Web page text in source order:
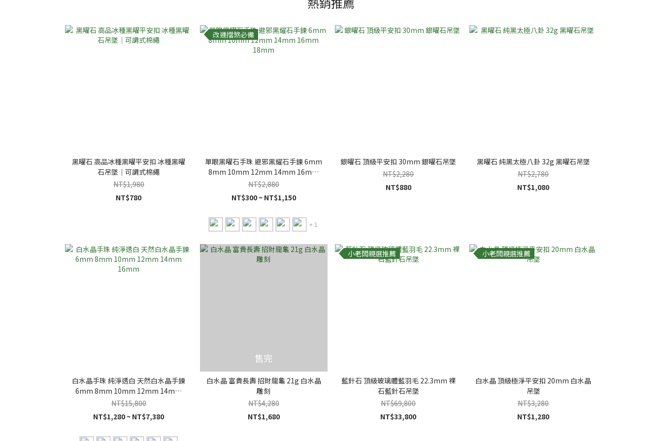
黑曜石 高品冰種黑曜平安扣 冰種黑曜
石吊墜｜可調式棉繩
NT$1,980
NT$780
改運擋煞必備
單眼黑曜石手珠 避邪黑耀石手鍊 6mm
8mm 10mm 12mm 14mm 16mm
18mm
NT$2,880
NT$300 ~ NT$1,150
+ 1
銀曜石 頂級平安扣 30mm 銀曜石吊墜
NT$2,280
NT$880
黑曜石 純黑太極八卦 32g 黑曜石吊墜
NT$2,780
NT$1,080
白水晶手珠 純淨透白 天然白水晶手鍊
6mm 8mm 10mm 12mm 14mm
16mm
NT$15,800
NT$1,280 ~ NT$7,380
售完
白水晶 富貴長壽 招財龍龜 21g 白水晶
雕刻
NT$4,280
NT$1,680
小老闆親選推薦
藍針石 頂級玻璃體藍羽毛 22.3mm 裸
石藍針石吊墜
NT$69,800
NT$33,800
小老闆親選推薦
白水晶 頂級極淨平安扣 20mm 白水晶
吊墜
NT$3,280
NT$1,280